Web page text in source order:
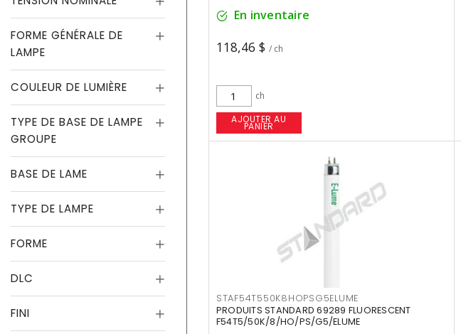
FORME GÉNÉRALE DE
LAMPE
COULEUR DE LUMIÈRE
TYPE DE BASE DE LAMPE
GROUPE
BASE DE LAME
TYPE DE LAMPE
FORME
DLC
FINI
En inventaire
118,46 $ / ch
ch
AJOUTER AU
PANIER
STAF54T550K8HOPSG5ELUME
PRODUITS STANDARD 69289 FLUORESCENT
F54T5/50K/8/HO/PS/G5/ELUME